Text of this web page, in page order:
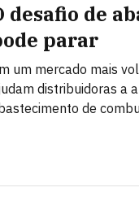
desafio de
parar
um mercado mais
distribuidoras a
de